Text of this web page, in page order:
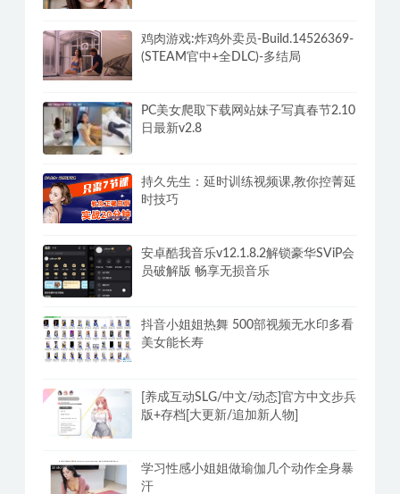
鸡肉游戏:炸鸡外卖员-Build.14526369-
(STEAM官中+全DLC)-多结局
PC美女爬取下载网站妹子写真春节2.10
日最新v2.8
持久先生：延时训练视频课,教你控菁延
时技巧
安卓酷我音乐v12.1.8.2解锁豪华SViP会
员破解版 畅享无损音乐
抖音小姐姐热舞 500部视频无水印多看
美女能长寿
[养成互动SLG/中文/动态]官方中文步兵
版+存档[大更新/追加新人物]
学习性感小姐姐做瑜伽几个动作全身暴
汗